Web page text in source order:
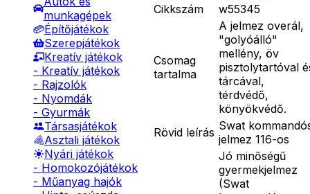
munkagépek
Építőjátékok
Szerepjátékok
Kreatív játékok
- Kreatív játékok
- Rajzolók
- Nyomdák
- Gyurmák
Társasjátékok
Asztali játékok
Nyári játékok
- Homokozójátékok
- Műanyag hajók
Cikkszám
w55345
Csomag
tartalma
A jelmez overál,
"golyóálló"
mellény, öv
pisztolytartóval
tárcával,
térdvédő,
könyökvédő.
Rövid leírás Swat
jelmez 116-os
Jó minőségű
gyermekjelmez
(Swat